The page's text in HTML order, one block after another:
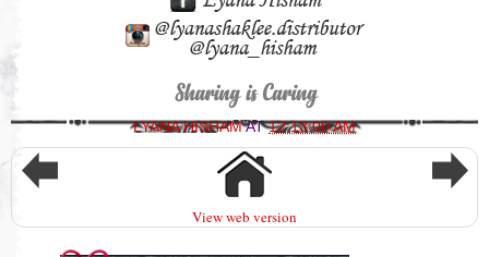
LYANA HISHAMAT12:13:00 AM
View web version